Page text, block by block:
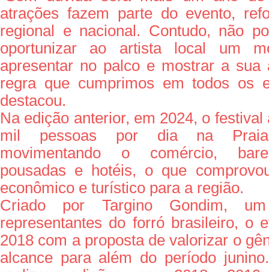
atrações fazem parte do evento,
regional e nacional. Contudo, não
oportunizar ao artista local um
apresentar no palco e mostrar a sua
regra que cumprimos em todos os
destacou.
Na edição anterior, em 2024, o
mil pessoas por dia na
movimentando o comércio,
pousadas e hotéis, o que
econômico e turístico para a região.
Criado por Targino Gondim,
representantes do forró brasileiro, o
2018 com a proposta de valorizar o
alcance para além do período